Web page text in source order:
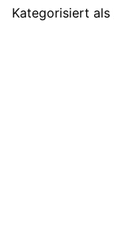
Kategorisiert als